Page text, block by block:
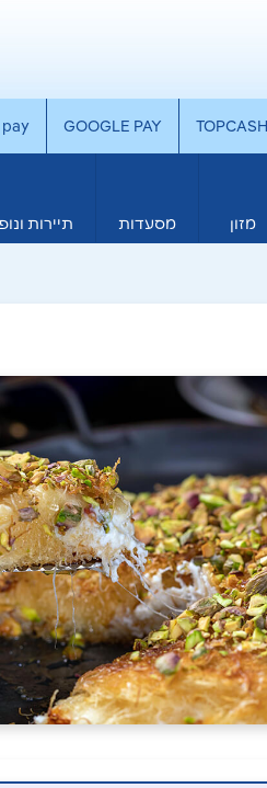
TOPCASH
GOOGLE PAY
מזון מסעדות תיירות